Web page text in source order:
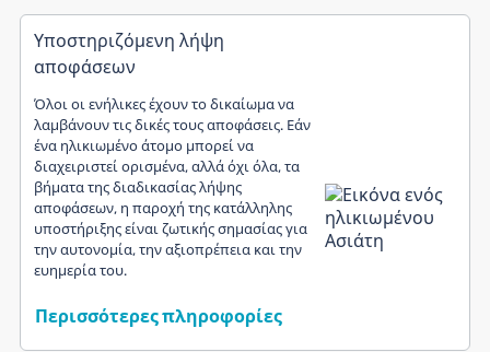
Υποστηριζόμενη λήψη
αποφάσεων
Όλοι οι ενήλικες έχουν το δικαίωμα να
λαμβάνουν τις δικές τους αποφάσεις. Εάν
ένα ηλικιωμένο άτομο μπορεί να
διαχειριστεί ορισμένα, αλλά όχι όλα, τα
βήματα της διαδικασίας λήψης
αποφάσεων, η παροχή της κατάλληλης
υποστήριξης είναι ζωτικής σημασίας για
την αυτονομία, την αξιοπρέπεια και την
ευημερία του.
Περισσότερες πληροφορίες